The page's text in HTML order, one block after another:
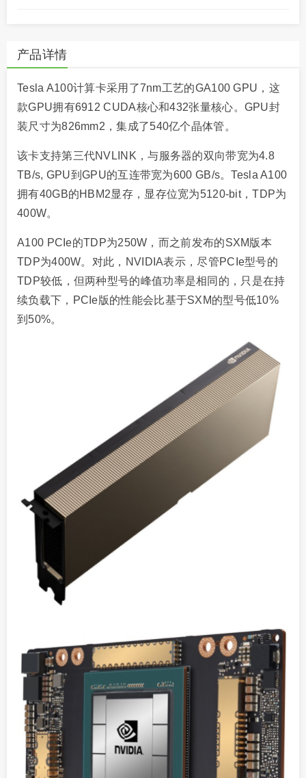
产品详情
Tesla A100计算卡采用了7nm工艺的GA100 GPU，这
款GPU拥有6912 CUDA核心和432张量核心。GPU封
装尺寸为826mm2，集成了540亿个晶体管。
该卡支持第三代NVLINK，与服务器的双向带宽为4.8
TB/s, GPU到GPU的互连带宽为600 GB/s。Tesla A100
拥有40GB的HBM2显存，显存位宽为5120-bit，TDP为
400W。
A100 PCIe的TDP为250W，而之前发布的SXM版本
TDP为400W。对此，NVIDIA表示，尽管PCIe型号的
TDP较低，但两种型号的峰值功率是相同的，只是在持
续负载下，PCIe版的性能会比基于SXM的型号低10%
到50%。